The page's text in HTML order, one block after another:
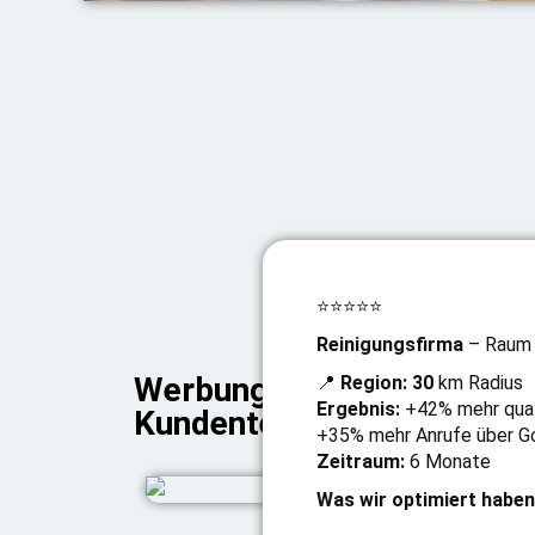
⭐⭐⭐⭐⭐
Reinigungsfirma –
📍 Region: 30 km Radius
Ergebnis: +42% mehr
+35% mehr Anrufe über
Zeitraum: 6 Monate
Was wir optimiert
Werbung für
Kundenterminen,